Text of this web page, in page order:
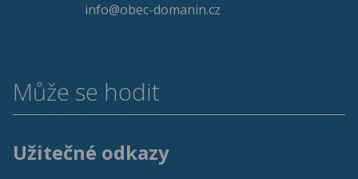
info@obec-domanin.cz
Může se hodit
Užitečné odkazy